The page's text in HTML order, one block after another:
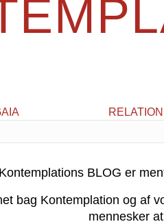
RELATION
Kontemplations BLOG er
bag Kontemplation og af
mennesker